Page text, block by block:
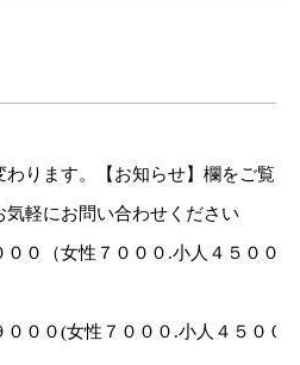
わります。【お知らせ】欄をご覧く
気軽にお問い合わせください
０（女性７０００.小人４５００）
００(女性７０００.小人４５００)